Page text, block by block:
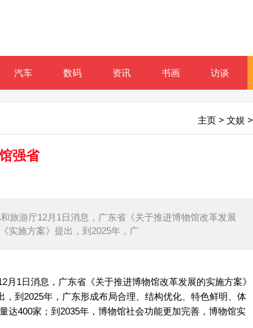
汽车 数码 资讯 书画 访谈
主页 > 文娱 >
强省
旅游厅12月1日消息，广东省《关于推进博物馆改革发展
实施方案》提出，到2025年，广
1日消息，广东省《关于推进博物馆改革发展的实施方案》
到2025年，广东形成布局合理、结构优化、特色鲜明、体
达400家；到2035年，博物馆社会功能更加完善，博物馆实